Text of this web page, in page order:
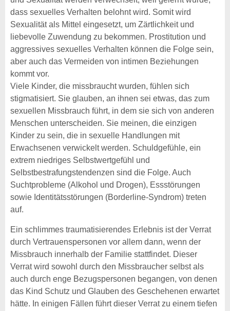
dass sexuelles Verhalten belohnt wird. Somit wird
Sexualität als Mittel eingesetzt, um Zärtlichkeit und
liebevolle Zuwendung zu bekommen. Prostitution und
aggressives sexuelles Verhalten können die Folge sein,
aber auch das Vermeiden von intimen Beziehungen
kommt vor.
Viele Kinder, die missbraucht wurden, fühlen sich
stigmatisiert. Sie glauben, an ihnen sei etwas, das zum
sexuellen Missbrauch führt, in dem sie sich von anderen
Menschen unterscheiden. Sie meinen, die einzigen
Kinder zu sein, die in sexuelle Handlungen mit
Erwachsenen verwickelt werden. Schuldgefühle, ein
extrem niedriges Selbstwertgefühl und
Selbstbestrafungstendenzen sind die Folge. Auch
Suchtprobleme (Alkohol und Drogen), Essstörungen
sowie Identitätsstörungen (Borderline-Syndrom) treten
auf.
Ein schlimmes traumatisierendes Erlebnis ist der Verrat
durch Vertrauenspersonen vor allem dann, wenn der
Missbrauch innerhalb der Familie stattfindet. Dieser
Verrat wird sowohl durch den Missbraucher selbst als
auch durch enge Bezugspersonen begangen, von denen
das Kind Schutz und Glauben des Geschehenen erwartet
hätte. In einigen Fällen führt dieser Verrat zu einem tiefen